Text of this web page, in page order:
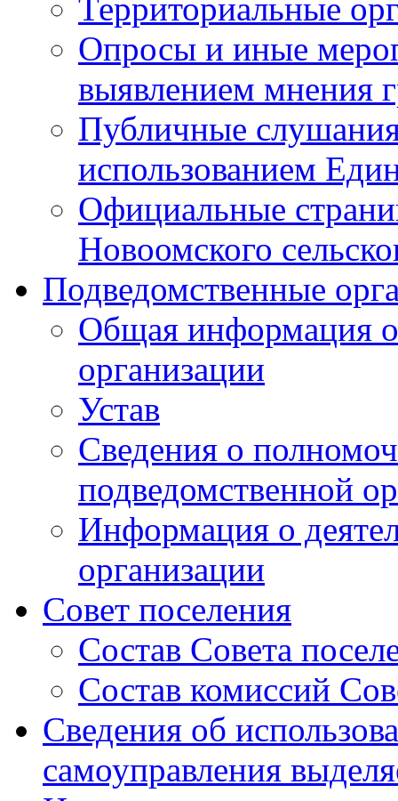
Территориальные
Опросы и иные
выявлением мнения
Публичные
использованием
Официальные
Новоомского
Подведомственные
Общая информация
организации
Устав
Сведения о
подведомственной
Информация о
организации
Совет поселения
Состав Совета
Состав комиссий
Сведения об
самоуправления